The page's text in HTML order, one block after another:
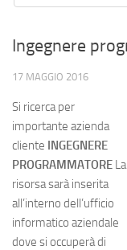
Ingegnere
17 MAGGIO 2016
Si ricerca per
importante azienda
cliente INGEGNERE
PROGRAMMATORE La
risorsa sarà inserita
all’interno dell’ufficio
informatico aziendale
dove si occuperà di